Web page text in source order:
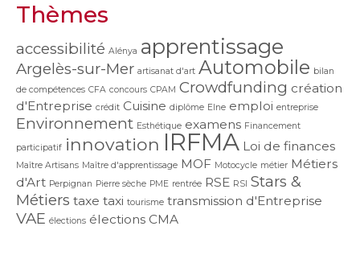
Thèmes
accessibilité Alénya apprentissage
Argelès-sur-Mer artisanat d'art Automobile bilan
de compétences CFA concours CPAM Crowdfunding création
d'Entreprise crédit Cuisine diplôme Elne emploi entreprise
Environnement Esthétique examens Financement
participatif innovation IRFMA Loi de finances
Maître Artisans Maître d'apprentissage MOF Motocycle métier Métiers
d'Art Perpignan Pierre sèche PME rentrée RSE RSI Stars &
Métiers taxe taxi tourisme transmission d'Entreprise
VAE élections élections CMA